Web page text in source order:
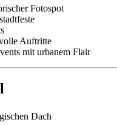
Fotospot
Auftritte
mit urbanem Flair
Dach